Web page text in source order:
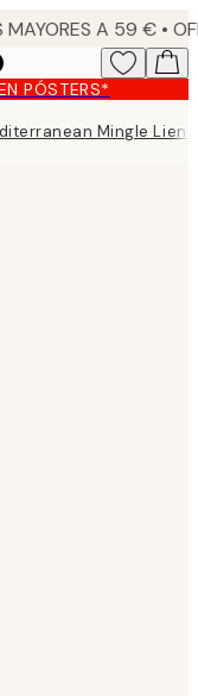
PÓSTERS*
Mingle